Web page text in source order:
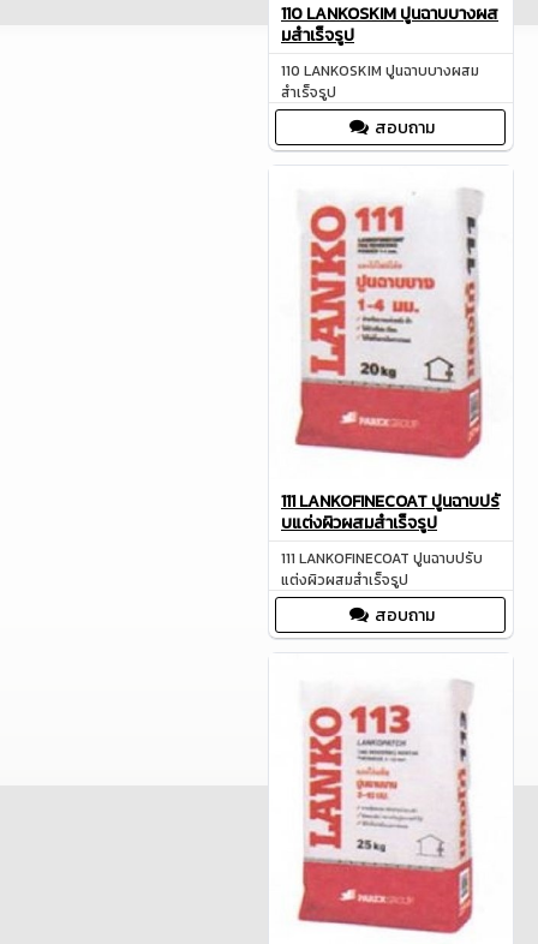
110 LANKOSKIM ปูนฉาบบางผส
มสำเร็จรูป
110 LANKOSKIM ปูนฉาบบางผสม
สำเร็จรูป
สอบถาม
111 LANKOFINECOAT ปูนฉาบปรั
บแต่งผิวผสมสำเร็จรูป
111 LANKOFINECOAT ปูนฉาบปรับ
แต่งผิวผสมสำเร็จรูป
สอบถาม